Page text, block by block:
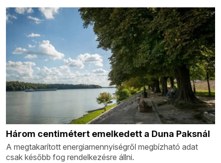
Három centimétert emelkedett a Duna Paksnál
A megtakarított energiamennyiségről megbízható adat
csak később fog rendelkezésre állni.